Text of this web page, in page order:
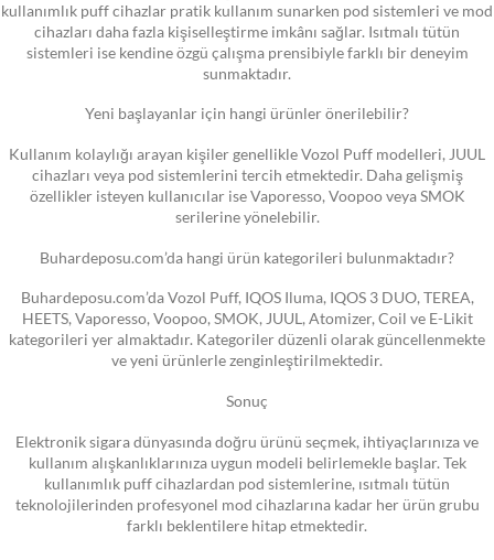
kullanımlık puff cihazlar pratik kullanım sunarken pod sistemleri ve mod
cihazları daha fazla kişiselleştirme imkânı sağlar. Isıtmalı tütün
sistemleri ise kendine özgü çalışma prensibiyle farklı bir deneyim
sunmaktadır.
Yeni başlayanlar için hangi ürünler önerilebilir?
Kullanım kolaylığı arayan kişiler genellikle Vozol Puff modelleri, JUUL
cihazları veya pod sistemlerini tercih etmektedir. Daha gelişmiş
özellikler isteyen kullanıcılar ise Vaporesso, Voopoo veya SMOK
serilerine yönelebilir.
Buhardeposu.com’da hangi ürün kategorileri bulunmaktadır?
Buhardeposu.com’da Vozol Puff, IQOS Iluma, IQOS 3 DUO, TEREA,
HEETS, Vaporesso, Voopoo, SMOK, JUUL, Atomizer, Coil ve E-Likit
kategorileri yer almaktadır. Kategoriler düzenli olarak güncellenmekte
ve yeni ürünlerle zenginleştirilmektedir.
Sonuç
Elektronik sigara dünyasında doğru ürünü seçmek, ihtiyaçlarınıza ve
kullanım alışkanlıklarınıza uygun modeli belirlemekle başlar. Tek
kullanımlık puff cihazlardan pod sistemlerine, ısıtmalı tütün
teknolojilerinden profesyonel mod cihazlarına kadar her ürün grubu
farklı beklentilere hitap etmektedir.